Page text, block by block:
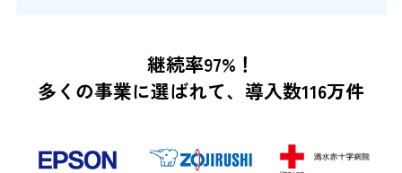
継続率97%！
多くの事業に選ばれて、導入数116万件